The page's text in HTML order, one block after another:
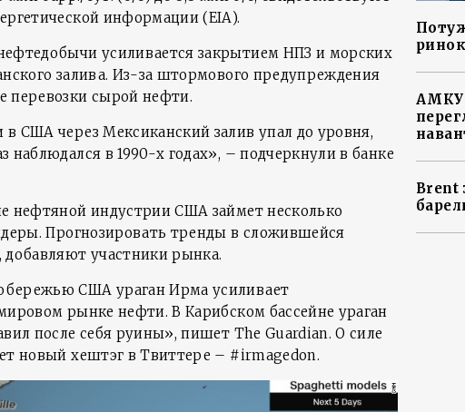
информации (EIA).
усиливается закрытием НПЗ и морских
залива. Из-за штормового предупреждения
перевозки сырой нефти.
США через Мексиканский залив упал до уровня,
наблюдался в 1990-х годах», – подчеркнули в банке
нефтяной индустрии США займет несколько
Прогнозировать тренды в сложившейся
участники рынка.
США ураган Ирма усиливает
рынке нефти. В Карибском бассейне ураган
после себя руины», пишет The Guardian. О силе
новый хештэг в Твиттере – #irmagedon.
АМКУ
Brent